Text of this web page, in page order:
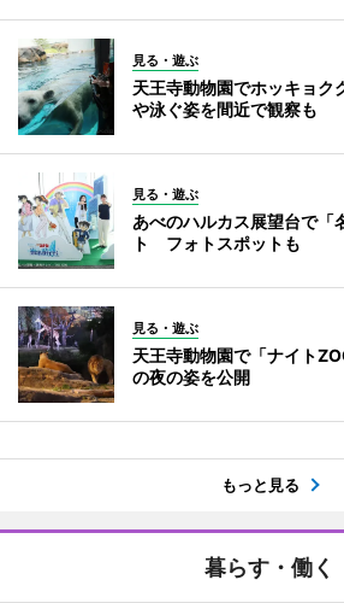
見る・遊ぶ
天王寺動物園でホッキョ
や泳ぐ姿を間近で観察も
見る・遊ぶ
あべのハルカス展望台で「
ト フォトスポットも
見る・遊ぶ
天王寺動物園で「ナイト
の夜の姿を公開
もっと見る
暮らす・働く